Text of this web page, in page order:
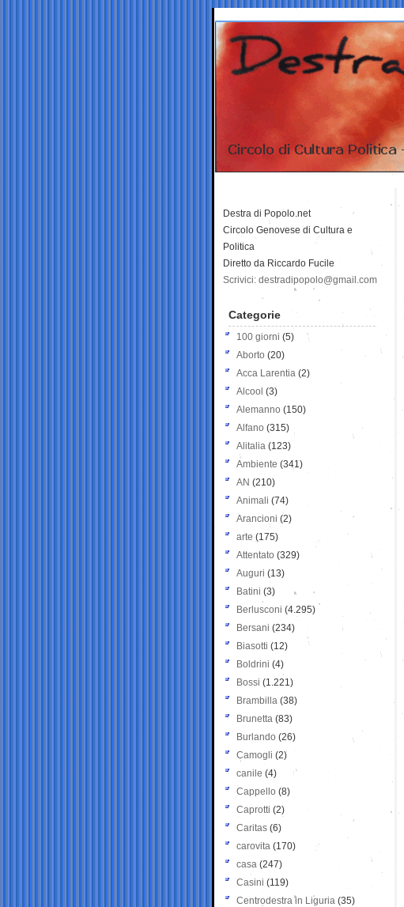
Destra di Popolo.net
Circolo Genovese di Cultura e
Politica
Diretto da Riccardo Fucile
Scrivici: destradipopolo@gmail.com
Categorie
100 giorni (5)
Aborto (20)
Acca Larentia (2)
Alcool (3)
Alemanno (150)
Alfano (315)
Alitalia (123)
Ambiente (341)
AN (210)
Animali (74)
Arancioni (2)
arte (175)
Attentato (329)
Auguri (13)
Batini (3)
Berlusconi (4.295)
Bersani (234)
Biasotti (12)
Boldrini (4)
Bossi (1.221)
Brambilla (38)
Brunetta (83)
Burlando (26)
Camogli (2)
canile (4)
Cappello (8)
Caprotti (2)
Caritas (6)
carovita (170)
casa (247)
Casini (119)
Centrodestra in Liguria (35)